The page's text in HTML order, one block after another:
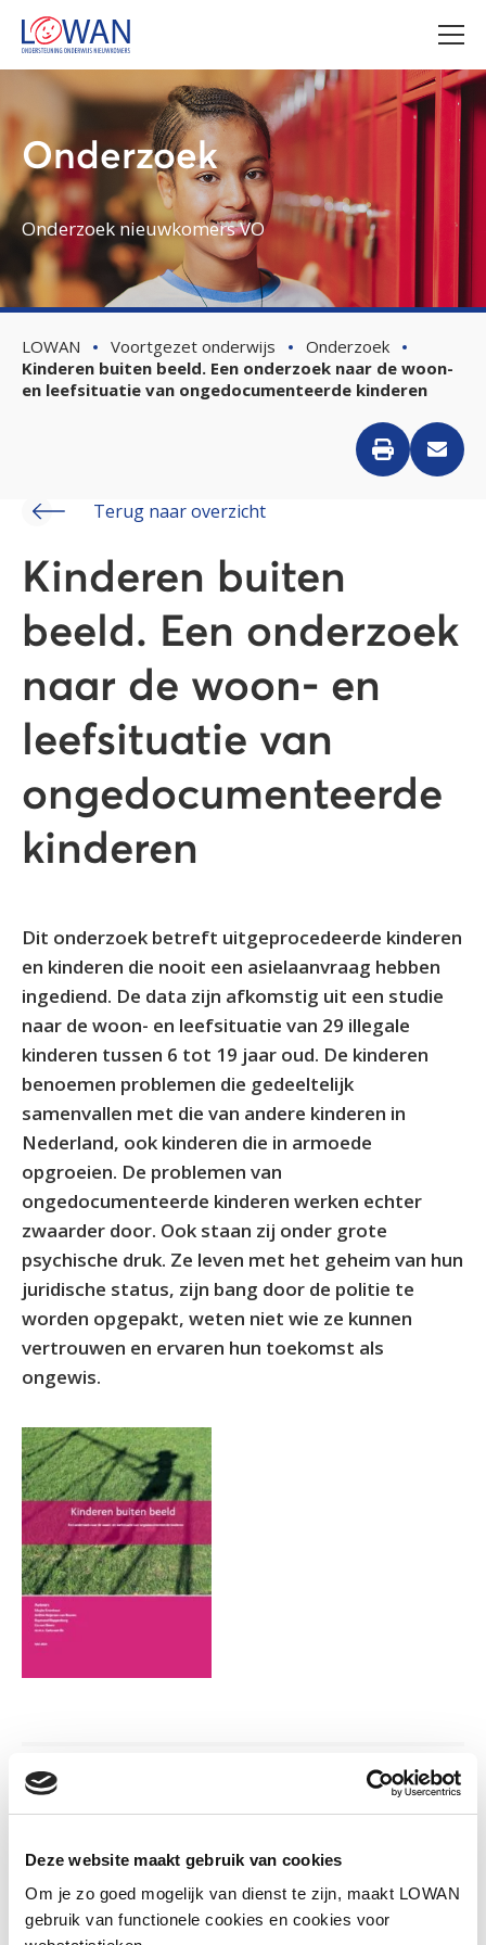
Deze website maakt gebruik van cookies
Om je zo goed mogelijk van dienst te zijn, maakt LOWAN
gebruik van functionele cookies en cookies voor
Onderzoek
Onderzoek nieuwkomers VO
LOWAN Voortgezet onderwijs
Onderzoek
Kinderen buiten beeld. Een onderzoek naar de woon-
en leefsituatie van ongedocumenteerde kinderen
Terug naar overzicht
Kinderen buiten
beeld. Een onderzoek
naar de woon- en
leefsituatie van
ongedocumenteerde
kinderen
Dit onderzoek betreft uitgeprocedeerde kinderen
en kinderen die nooit een asielaanvraag hebben
ingediend. De data zijn afkomstig uit een studie
naar de woon- en leefsituatie van 29 illegale
kinderen tussen 6 tot 19 jaar oud. De kinderen
benoemen problemen die gedeeltelijk
samenvallen met die van andere kinderen in
Nederland, ook kinderen die in armoede
opgroeien. De problemen van
ongedocumenteerde kinderen werken echter
zwaarder door. Ook staan zij onder grote
psychische druk. Ze leven met het geheim van hun
juridische status, zijn bang door de politie te
worden opgepakt, weten niet wie ze kunnen
vertrouwen en ervaren hun toekomst als
ongewis.
Auteur(s): M. Kromhout, A. Reijersen van
Buuren, R. Kloppenburg & L. van Doorn.
M.m.v. Carla van Os